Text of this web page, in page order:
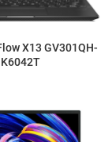
X13 GV301QH-
K6042T